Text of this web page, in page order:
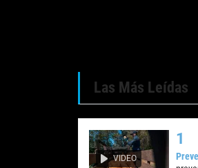
Las Más Leídas
VIDEO